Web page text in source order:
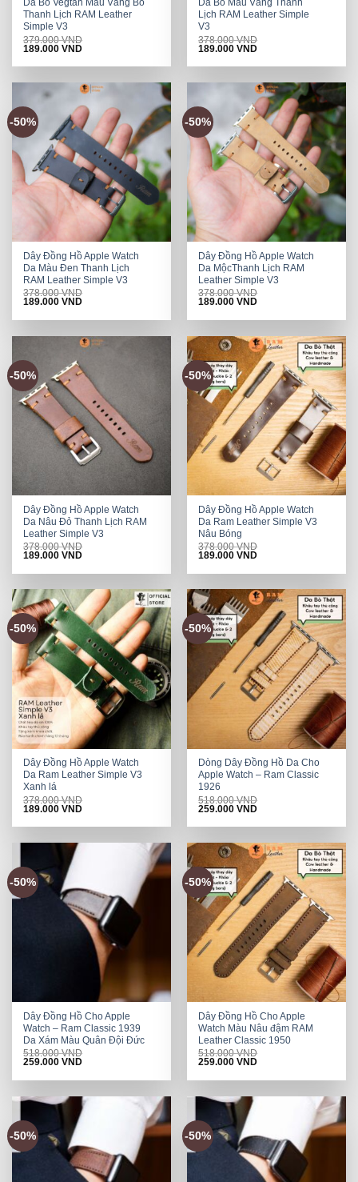
Da Bò Vegtan Màu Vàng Bò
Thanh Lịch RAM Leather
Simple V3
379.000VND
Original
was:
189.000VNDCurrent
is:
Da Bò Màu Vàng Thanh
Lịch RAM Leather Simple
V3
378.000VND
Original
was:
189.000VNDCurrent
is:
-50%
Dây Đồng Hồ Apple Watch
Da Màu Đen Thanh Lịch
RAM Leather Simple V3
378.000VND
Original
was:
189.000VNDCurrent
is:
-50%
Dây Đồng Hồ Apple Watch
Da MộcThanh Lịch RAM
Leather Simple V3
378.000VND
Original
was:
189.000VNDCurrent
is:
-50%
Dây Đồng Hồ Apple Watch
Da Nâu Đỏ Thanh Lịch RAM
Leather Simple V3
378.000VND
Original
was:
189.000VNDCurrent
is:
-50%
Dây Đồng Hồ Apple Watch
Da Ram Leather Simple V3
Nâu Bóng
378.000VND
Original
was:
189.000VNDCurrent
is:
-50%
Dây Đồng Hồ Apple Watch
Da Ram Leather Simple V3
Xanh lá
378.000VND
Original
was:
189.000VNDCurrent
is:
-50%
Dòng Dây Đồng Hồ Da Cho
Apple Watch – Ram Classic
1926
518.000VND
Original
was:
259.000VNDCurrent
is:
-50%
Dây Đồng Hồ Cho Apple
Watch – Ram Classic 1939
Da Xám Màu Quân Đội Đức
518.000VND
Original
was:
259.000VNDCurrent
is:
-50%
Dây Đồng Hồ Cho Apple
Watch Màu Nâu đậm RAM
Leather Classic 1950
518.000VND
Original
was:
259.000VNDCurrent
is:
-50% -50%